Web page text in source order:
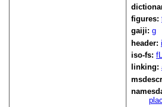
figures:
gaiji:g
header:
iso-fs:
linking: